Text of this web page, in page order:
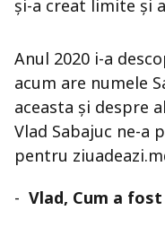
și-a creat limite și
Anul 2020 i-a
acum are numele
aceasta și despre
Vlad Sabajuc ne-
pentru
- Vlad, Cum a